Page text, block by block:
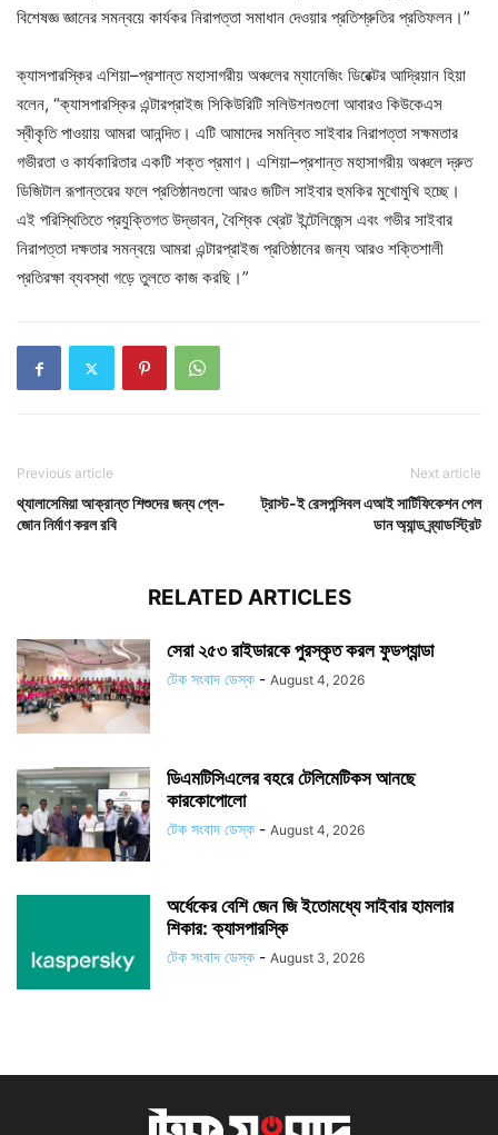
বিশেষজ্ঞ জ্ঞানের সমন্বয়ে কার্যকর নিরাপত্তা সমাধান দেওয়ার প্রতিশ্রুতির প্রতিফলন।”
ক্যাসপারস্কির এশিয়া–প্রশান্ত মহাসাগরীয় অঞ্চলের ম্যানেজিং ডিরেক্টর আদ্রিয়ান হিয়া
বলেন, “ক্যাসপারস্কির এন্টারপ্রাইজ সিকিউরিটি সলিউশনগুলো আবারও কিউকেএস
স্বীকৃতি পাওয়ায় আমরা আনন্দিত। এটি আমাদের সমন্বিত সাইবার নিরাপত্তা সক্ষমতার
গভীরতা ও কার্যকারিতার একটি শক্ত প্রমাণ। এশিয়া–প্রশান্ত মহাসাগরীয় অঞ্চলে দ্রুত
ডিজিটাল রূপান্তরের ফলে প্রতিষ্ঠানগুলো আরও জটিল সাইবার হুমকির মুখোমুখি হচ্ছে।
এই পরিস্থিতিতে প্রযুক্তিগত উদ্ভাবন, বৈশ্বিক থ্রেট ইন্টেলিজেন্স এবং গভীর সাইবার
নিরাপত্তা দক্ষতার সমন্বয়ে আমরা এন্টারপ্রাইজ প্রতিষ্ঠানের জন্য আরও শক্তিশালী
প্রতিরক্ষা ব্যবস্থা গড়ে তুলতে কাজ করছি।”
Previous article
থ্যালাসেমিয়া আক্রান্ত শিশুদের জন্য প্লে-
জোন নির্মাণ করল রবি
Next article
ট্রাস্ট-ই রেসপন্সিবল এআই সার্টিফিকেশন পেল
ডান অ্যান্ড ব্র্যাডস্ট্রিট
RELATED ARTICLES
সেরা ২৫৩ রাইডারকে পুরস্কৃত করল ফুডপ্যান্ডা
টেক সংবাদ ডেস্ক - August 4, 2026
ডিএমটিসিএলের বহরে টেলিমেটিকস আনছে
কারকোপোলো
টেক সংবাদ ডেস্ক - August 4, 2026
অর্ধেকের বেশি জেন জি ইতোমধ্যে সাইবার হামলার
শিকার: ক্যাসপারস্কি
টেক সংবাদ ডেস্ক - August 3, 2026